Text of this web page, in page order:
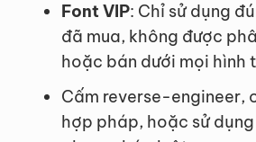
Font VIP: Chỉ sử dụng
đã mua, không được
hoặc bán dưới mọi hình
Cấm reverse-engineer,
hợp pháp, hoặc sử